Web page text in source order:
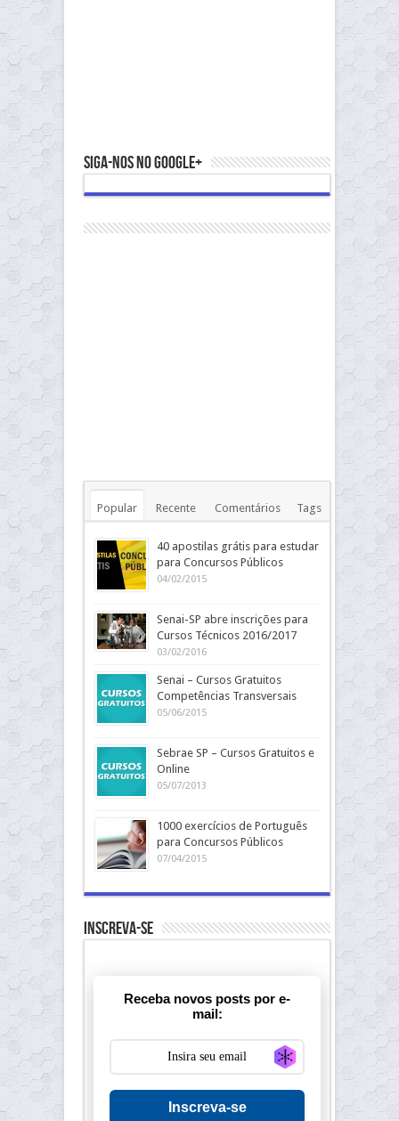
Siga-nos no Google+
Popular Recente Comentários Tags
40 apostilas grátis para estudar
para Concursos Públicos
04/02/2015
Senai-SP abre inscrições para
Cursos Técnicos 2016/2017
03/02/2016
Senai – Cursos Gratuitos
Competências Transversais
05/06/2015
Sebrae SP – Cursos Gratuitos e
Online
05/07/2013
1000 exercícios de Português
para Concursos Públicos
07/04/2015
Inscreva-se
Receba novos posts por e-
mail:
Generate new
Inscreva-se